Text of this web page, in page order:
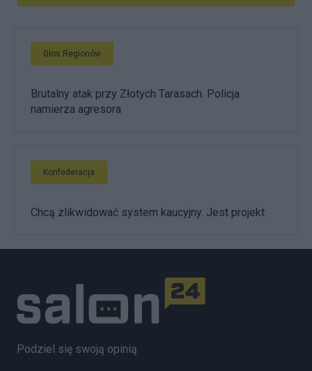
Głos Regionów
Brutalny atak przy Złotych Tarasach. Policja
namierza agresora
Konfederacja
Chcą zlikwidować system kaucyjny. Jest projekt
Podziel się swoją opinią